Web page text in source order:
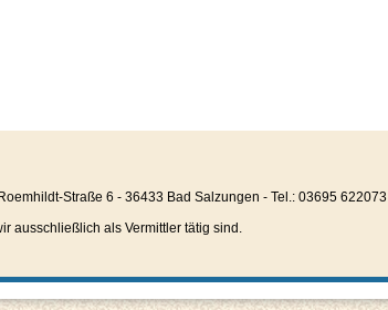
Straße 6 - 36433 Bad Salzungen - Tel.: 03695 622073
ausschließlich als Vermittler tätig sind.